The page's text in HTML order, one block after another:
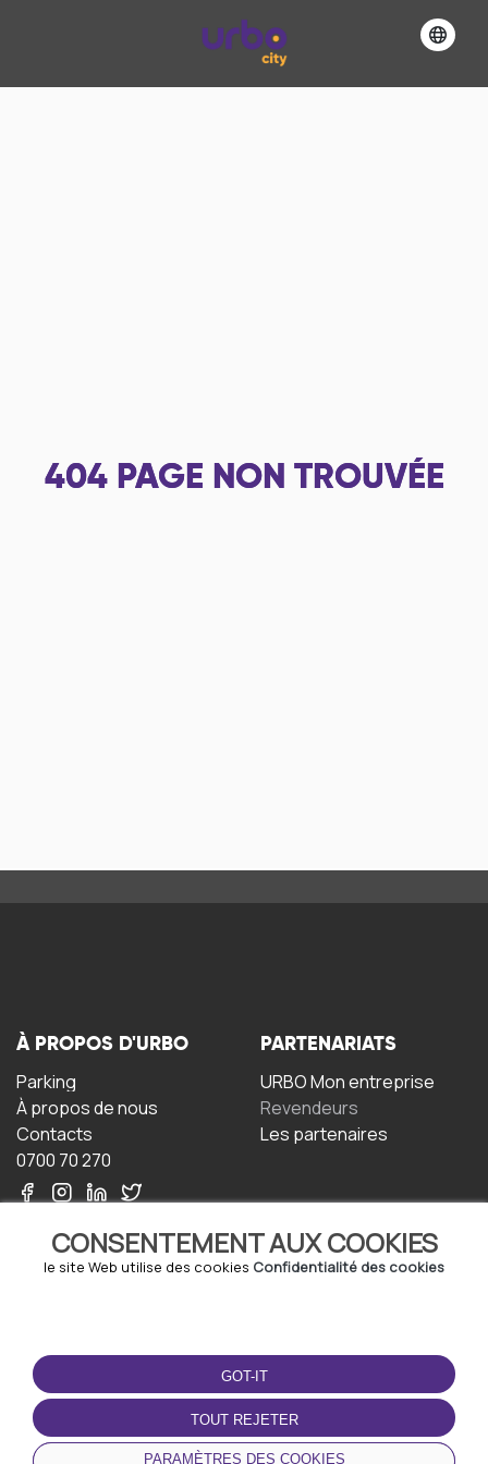
404 PAGE NON TROUVÉE
CONSENTEMENT AUX COOKIES
le site Web utilise des cookies Confidentialité des cookies
GOT-IT
TOUT REJETER
PARAMÈTRES DES COOKIES
À PROPOS D'URBO
Parking
À propos de nous
Contacts
0700 70 270
PARTENARIATS
URBO Mon entreprise
Revendeurs
Les partenaires
TERMS-OF-USE
Termes et conditions
Politique de confidentialité
Politique relative aux
cookies
TÉLÉCHARGEZ
L'APPLICATION